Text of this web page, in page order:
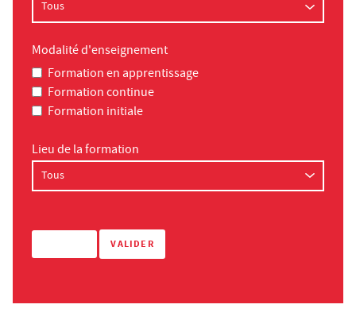
Modalité d'enseignement
Formation en apprentissage
Formation continue
Formation initiale
Lieu de la formation